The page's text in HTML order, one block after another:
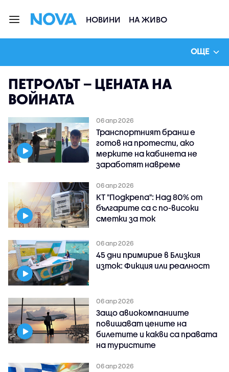
НОВИНИ НА ЖИВО
ОЩЕ
ПЕТРОЛЪТ – ЦЕНАТА НА
ВОЙНАТА
06 апр 2026
Транспортният бранш е
готов на протести, ако
мерките на кабинета не
заработят навреме
06 апр 2026
КТ "Подкрепа": Над 80% от
българите са с по-високи
сметки за ток
06 апр 2026
45 дни примирие в Близкия
изток: Фикция или реалност
06 апр 2026
Защо авиокомпаниите
повишават цените на
билетите и какви са правата
на туристите
06 апр 2026